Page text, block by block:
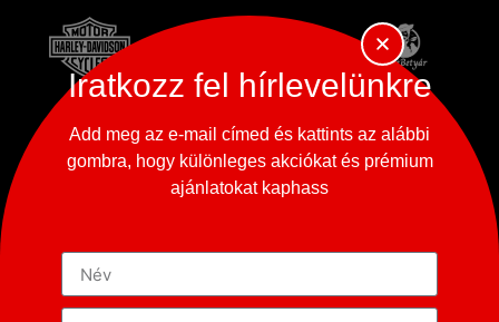
Iratkozz fel hírlevelünkre
Add meg az e-mail címed és kattints az alábbi
gombra, hogy különleges akciókat és prémium
ajánlatokat kaphass